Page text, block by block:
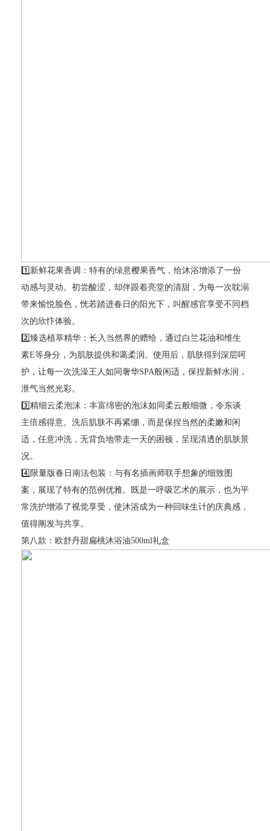
1️⃣新鲜花果香调：特有的绿意樱果香气，给沐浴增添了一份
动感与灵动。初尝酸涩，却伴跟着亮堂的清甜，为每一次耽溺
带来愉悦脸色，恍若踏进春日的阳光下，叫醒感官享受不同档
次的欣忭体验。
2️⃣臻选植萃精华：长入当然界的赠给，通过白兰花油和维生
素E等身分，为肌肤提供和蔼柔润。使用后，肌肤得到深层呵
护，让每一次洗澡王人如同奢华SPA般闲适，保捏新鲜水润，
泄气当然光彩。
3️⃣精细云柔泡沫：丰富绵密的泡沫如同柔云般细微，令东谈
主倍感得意。洗后肌肤不再紧绷，而是保捏当然的柔嫩和闲
适，任意冲洗，无背负地带走一天的困顿，呈现清透的肌肤景
况。
4️⃣限量版春日南法包装：与有名插画师联手想象的细致图
案，展现了特有的范例优雅。既是一呼吸艺术的展示，也为平
常洗护增添了视觉享受，使沐浴成为一种回味生计的庆典感，
值得阐发与共享。
第八款：欧舒丹甜扁桃沐浴油500ml礼盒